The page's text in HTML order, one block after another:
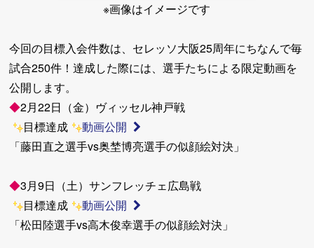
※画像はイメージです
今回の目標入会件数は、セレッソ大阪25周年にちなんで毎
試合250件！達成した際には、選手たちによる限定動画を
公開します。
◆2月22日（金）ヴィッセル神戸戦
目標達成
動画公開
「藤田直之選手vs奥埜博亮選手の似顔絵対決」
◆3月9日（土）サンフレッチェ広島戦
目標達成
動画公開
「松田陸選手vs高木俊幸選手の似顔絵対決」